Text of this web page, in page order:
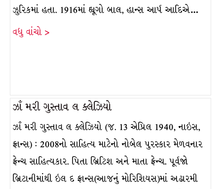
ઝુરિકમાં હતા. 1916માં હ્યૂગો બાલ, હાન્સ આર્પ આદિએ…
વધુ વાંચો >
ઝાઁ મરી ગુસ્તાવ લ ક્લેઝિયો
ઝાઁ મરી ગુસ્તાવ લ ક્લેઝિયો (જ. 13 એપ્રિલ 1940, નાઇસ,
ફ્રાન્સ) : 2008નો સાહિત્ય માટેનો નોબેલ પુરસ્કાર મેળવનાર
ફ્રેન્ચ સાહિત્યકાર. પિતા બ્રિટિશ અને માતા ફ્રેન્ચ. પૂર્વજો
બ્રિટાનીમાંથી ઇલ દ ફ્રાન્સ(આજનું મોરિશિયસ)માં અઢારમી